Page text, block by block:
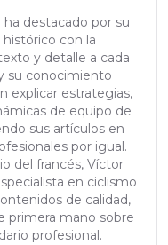
ha destacado por su
histórico con la
y detalle a cada
su conocimiento
explicar estrategias,
de equipo de
sus artículos en
por igual.
del francés, Víctor
en ciclismo
de calidad,
primera mano sobre
profesional.